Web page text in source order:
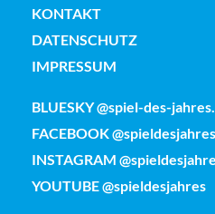
KONTAKT
DATENSCHUTZ
IMPRESSUM
BLUESKY @spiel-des-
FACEBOOK @spieldesjahres
INSTAGRAM
YOUTUBE @spieldesjahres